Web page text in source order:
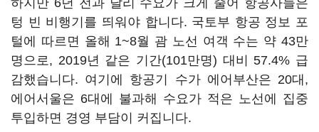
하지만 6년 전과 달리 수요가 크게 줄어 항공사들은
텅 빈 비행기를 띄워야 합니다. 국토부 항공 정보 포
털에 따르면 올해 1~8월 괌 노선 여객 수는 약 43만
명으로, 2019년 같은 기간(101만명) 대비 57.4% 급
감했습니다. 여기에 항공기 수가 에어부산은 20대,
에어서울은 6대에 불과해 수요가 적은 노선에 집중
투입하면 경영 부담이 커집니다.